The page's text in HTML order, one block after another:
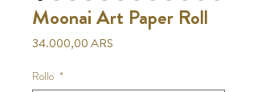
Moonai Art Paper Roll
34.000,00 ARS
RoIlo *